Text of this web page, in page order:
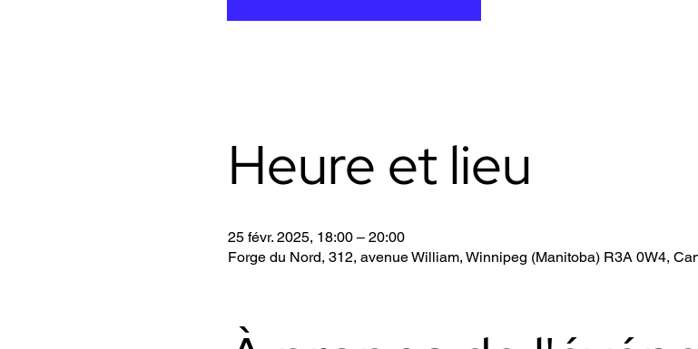
Heure et lieu
25 févr. 2025, 18:00 – 20:00
Forge du Nord, 312, avenue William, Winnipeg (Manitoba) R3A 0W4,